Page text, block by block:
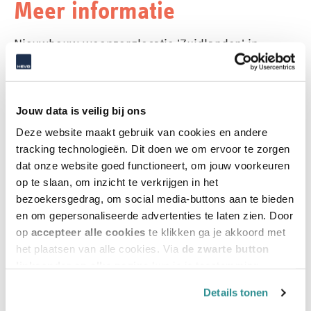
Jouw data is veilig bij ons
Deze website maakt gebruik van cookies en andere
tracking technologieën. Dit doen we om ervoor te zorgen
dat onze website goed functioneert, om jouw voorkeuren
op te slaan, om inzicht te verkrijgen in het
bezoekersgedrag, om social media-buttons aan te bieden
en om gepersonaliseerde advertenties te laten zien. Door
op accepteer alle cookies te klikken ga je akkoord met
het plaatsen van alle cookies. Via de zwarte button
afhankelijke cookies beheren en/of wijzigen. Lees ook
Details tonen
Meer informatie
Nieuwbouw woonzorglocatie 'Zuidlanden' in
Goutum Súd gestart